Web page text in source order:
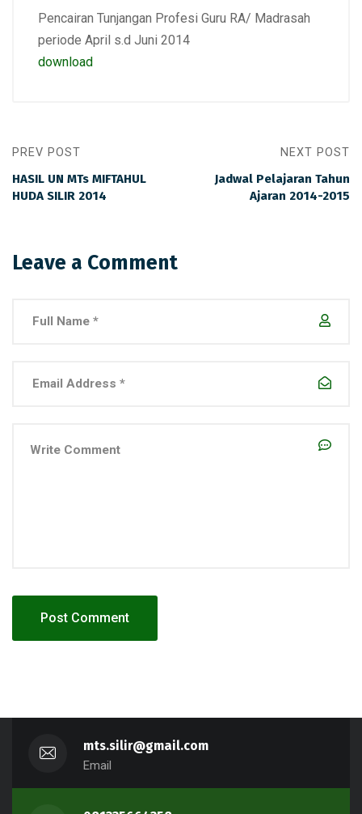
Pencairan Tunjangan Profesi Guru RA/ Madrasah
periode April s.d Juni 2014
download
PREV POST
HASIL UN MTs MIFTAHUL
HUDA SILIR 2014
NEXT POST
Jadwal Pelajaran Tahun
Ajaran 2014-2015
Leave a Comment
mts.silir@gmail.com
Email